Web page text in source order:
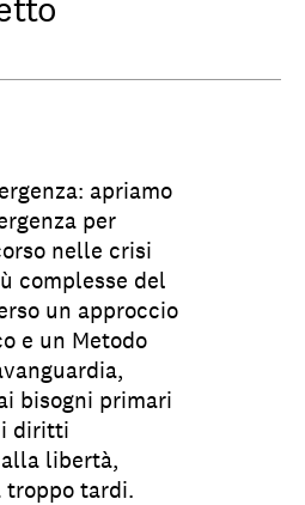
: apriamo
per
nelle crisi
complesse del
un approccio
e un Metodo
bisogni primari
diritti
libertà,
troppo tardi.